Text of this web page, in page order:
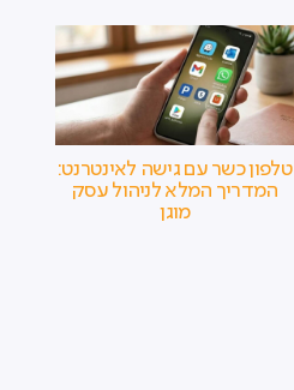
טלפון כשר עם גישה לאינטרנט:
המדריך המלא לניהול עסק
מוגן